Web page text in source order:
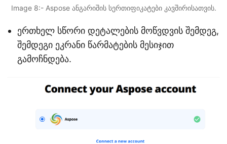
Image 8:- Aspose ანგარიშის სერთიფიკატები კავშირისათვის.
ერთხელ სწორი დეტალების მოწვდვის შემდეგ,
შემდეგი ეკრანი წარმატების მესიჯით
გამოჩნდება.